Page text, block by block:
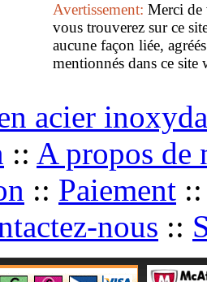
Avertissement: Merci de
vous trouverez sur ce
aucune façon liée,
mentionnés dans ce site
acier
:: A propos de
:: Paiement
nous ::